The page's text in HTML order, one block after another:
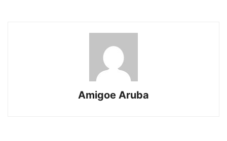
Amigoe Aruba